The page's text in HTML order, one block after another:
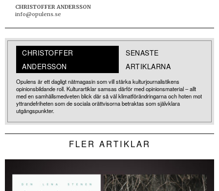
CHRISTOFFER ANDERSSON
info@opulens.se
CHRISTOFFER
ANDERSSON
SENASTE
ARTIKLARNA
Opulens är ett dagligt nätmagasin som vill stärka kulturjournalistikens
opinionsbildande roll. Kulturartiklar samsas därför med opinionsmaterial – allt
med en samhällsmedveten blick där så väl klimatförändringarna och hoten mot
yttrandefriheten som de sociala orättvisorna betraktas som självklara
utgångspunkter.
FLER ARTIKLAR